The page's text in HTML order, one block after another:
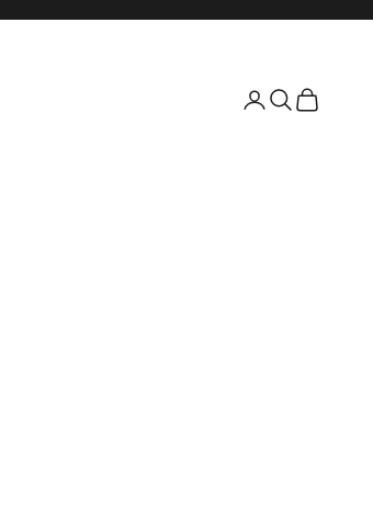
Connexion
Recherche
Panier